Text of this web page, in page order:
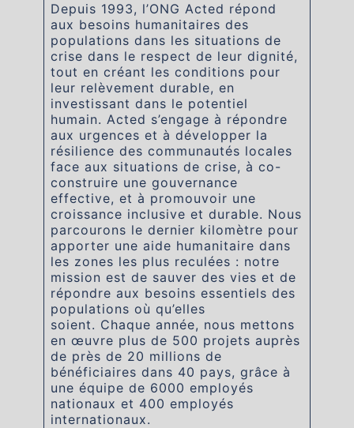
Depuis 1993, l’ONG Acted répond
aux besoins humanitaires des
populations dans les situations de
crise dans le respect de leur dignité,
tout en créant les conditions pour
leur relèvement durable, en
investissant dans le potentiel
humain. Acted s’engage à répondre
aux urgences et à développer la
résilience des communautés locales
face aux situations de crise, à co-
construire une gouvernance
effective, et à promouvoir une
croissance inclusive et durable. Nous
parcourons le dernier kilomètre pour
apporter une aide humanitaire dans
les zones les plus reculées : notre
mission est de sauver des vies et de
répondre aux besoins essentiels des
populations où qu’elles
soient. Chaque année, nous mettons
en œuvre plus de 500 projets auprès
de près de 20 millions de
bénéficiaires dans 40 pays, grâce à
une équipe de 6000 employés
nationaux et 400 employés
internationaux.